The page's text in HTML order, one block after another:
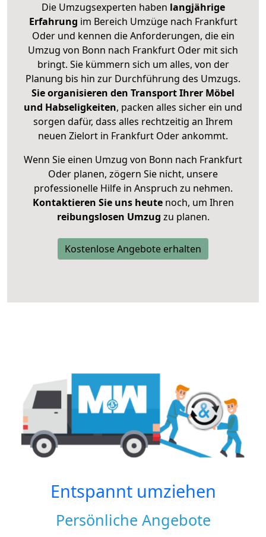
Die Umzugsexperten haben langjährige
Erfahrung im Bereich Umzüge nach Frankfurt
Oder und kennen die Anforderungen, die ein
Umzug von Bonn nach Frankfurt Oder mit sich
bringt. Sie kümmern sich um alles, von der
Planung bis hin zur Durchführung des Umzugs.
Sie organisieren den Transport Ihrer Möbel
und Habseligkeiten, packen alles sicher ein und
sorgen dafür, dass alles rechtzeitig an Ihrem
neuen Zielort in Frankfurt Oder ankommt.
Wenn Sie einen Umzug von Bonn nach Frankfurt
Oder planen, zögern Sie nicht, unsere
professionelle Hilfe in Anspruch zu nehmen.
Kontaktieren Sie uns heutenoch, um Ihren
reibungslosen Umzug zu planen.
Kostenlose Angebote erhalten
Entspannt umziehen
Persönliche Angebote